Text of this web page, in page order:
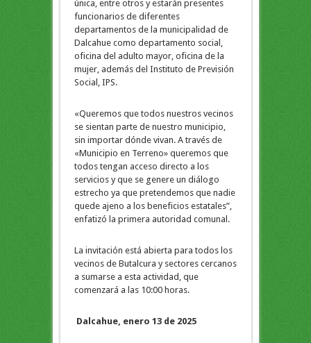
única, entre otros y estarán presentes
funcionarios de diferentes
departamentos de la municipalidad de
Dalcahue como departamento social,
oficina del adulto mayor, oficina de la
mujer, además del Instituto de Previsión
Social, IPS.
«Queremos que todos nuestros vecinos
se sientan parte de nuestro municipio,
sin importar dónde vivan. A través de
«Municipio en Terreno» queremos que
todos tengan acceso directo a los
servicios y que se genere un diálogo
estrecho ya que pretendemos que nadie
quede ajeno a los beneficios estatales”,
enfatizó la primera autoridad comunal.
La invitación está abierta para todos los
vecinos de Butalcura y sectores cercanos
a sumarse a esta actividad, que
comenzará a las 10:00 horas.
Dalcahue, enero 13 de 2025